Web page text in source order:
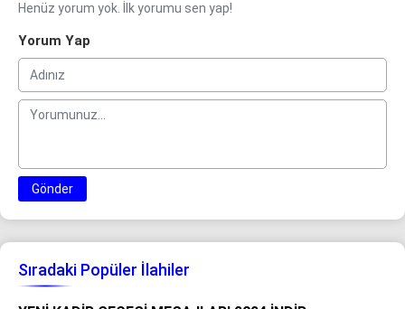
Henüz yorum yok. İlk yorumu sen yap!
Yorum Yap
Gönder
Sıradaki Popüler İlahiler